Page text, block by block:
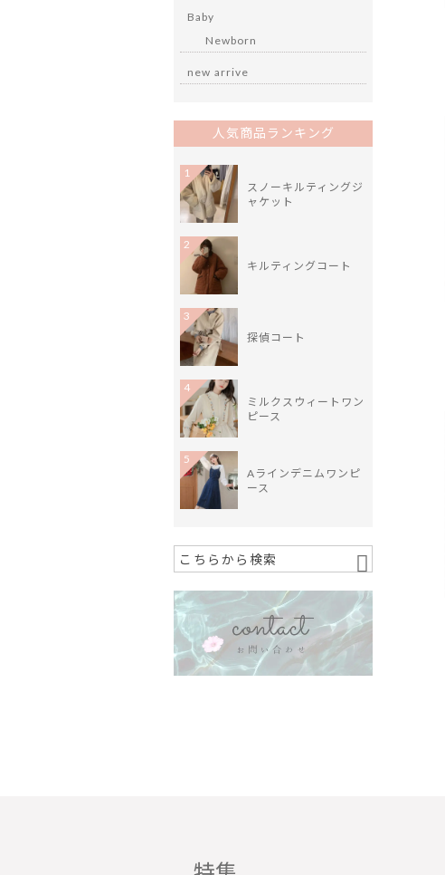
Baby
Newborn
new arrive
人気商品ランキング
スノーキルティングジ
ャケット
1
キルティングコート
2
探偵コート
3
ミルクスウィートワン
ピース
4
Aラインデニムワンピ
ース
5